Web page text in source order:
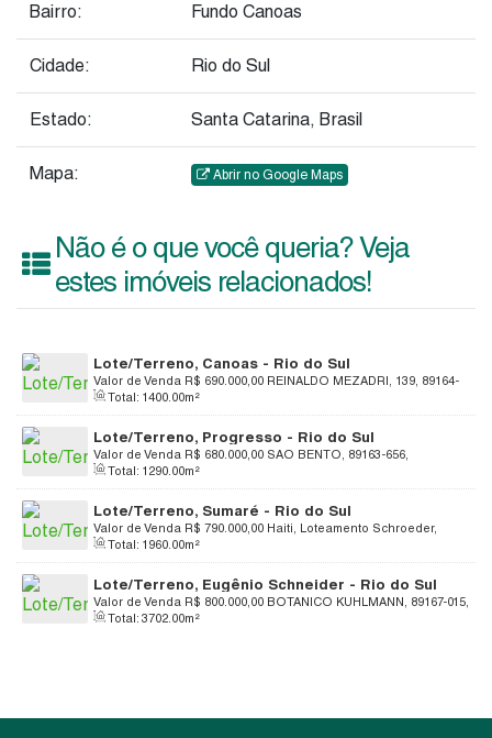
Bairro: Fundo Canoas
Cidade: Rio do Sul
Estado: Santa Catarina, Brasil
Mapa: Abrir no Google Maps
Não é o que você queria? Veja
estes imóveis relacionados!
Lote/Terreno, Canoas - Rio do Sul
R$ 690.000,00
Valor de Venda
REINALDO MEZADRI, 139, 89164-
006, Canoas, Rio do Sul, Santa Catarina, Brasil
Total: 1400 .00m²
Lote/Terreno, Progresso - Rio do Sul
R$ 680.000,00
Valor de Venda
SAO BENTO, 89163-656,
Progresso, Rio do Sul, Santa Catarina, Brasil
Total: 1290 .00m²
Lote/Terreno, Sumaré - Rio do Sul
R$ 790.000,00
Valor de Venda
Haiti, Loteamento Schroeder,
89165-649, Sumaré, Rio do Sul, Santa Catarina, Brasil
Total: 1960 .00m²
Lote/Terreno, Eugênio Schneider - Rio do Sul
R$ 800.000,00
Valor de Venda
BOTANICO KUHLMANN, 89167-015,
Eugênio Schneider, Rio do Sul, Santa Catarina, Brasil
Total: 3702 .00m²